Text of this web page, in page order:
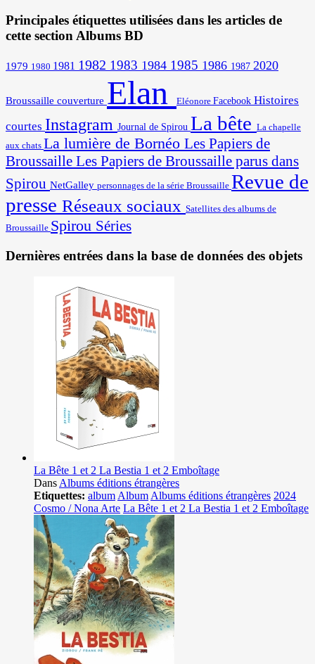
Principales étiquettes utilisées dans les articles de
cette section Albums BD
1979 1980 1981 1982 1983 1984 1985 1986 1987 2020
Broussaille couverture Elan Eléonore Facebook Histoires
courtes Instagram Journal de Spirou La bête La chapelle
aux chats La lumière de Bornéo Les Papiers de
Broussaille Les Papiers de Broussaille parus dans
Spirou NetGalley personnages de la série Broussaille Revue de
presse Réseaux sociaux Satellites des albums de
Broussaille Spirou Séries
Dernières entrées dans la base de données des objets
La Bête 1 et 2 La Bestia 1 et 2 Emboîtage
DansAlbums éditions étrangères
Etiquettes: albumAlbumAlbums éditions étrangères 2024
Cosmo / Nona Arte La Bête 1 et 2 La Bestia 1 et 2 Emboîtage